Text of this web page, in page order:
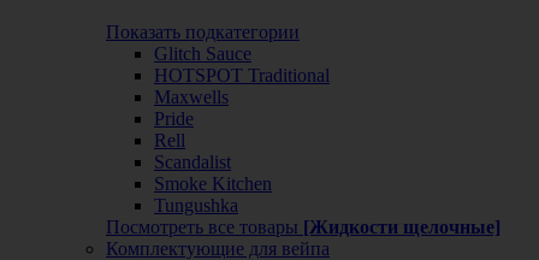
Показать подкатегории
Glitch Sauce
HOTSPOT Traditional
Maxwells
Pride
Rell
Scandalist
Smoke Kitchen
Tungushka
Посмотреть все товары [Жидкости щелочные]
Комплектующие для вейпа